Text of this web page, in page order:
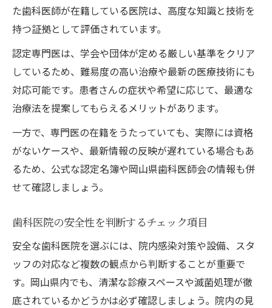
た歯科医師が在籍している医院は、高度な知識と技術を
持つ証拠として評価されています。
認定専門医は、学会や団体が定める厳しい基準をクリア
しているため、難易度の高い治療や最新の医療技術にも
対応可能です。患者さんの症状や希望に応じて、最適な
治療法を提案してもらえるメリットがあります。
一方で、専門医の在籍をうたっていても、実際には資格
がないケースや、最新情報の反映が遅れている場合もあ
るため、公式な認定名簿や岡山県歯科医師会の情報も併
せて確認しましょう。
歯科医院の安全性を判断するチェック項目
安全な歯科医院を選ぶには、院内感染対策や設備、スタ
ッフの対応など複数の観点から判断することが重要で
す。岡山県内でも、清潔な診療スペースや滅菌処理が徹
底されているかどうかは必ず確認しましょう。院内の見